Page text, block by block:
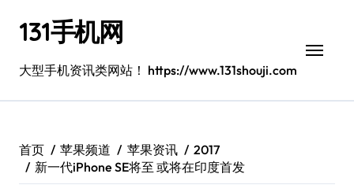
131手机网
大型手机资讯类网站！ https://www.131shouji.com
首页 苹果频道 苹果资讯
2017
新一代iPhone SE将至 或将在印度首发